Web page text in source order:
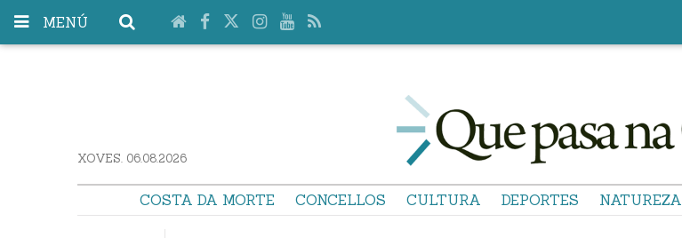
MENÚ
XOVES. 06.08.2026
COSTA DA MORTE CONCELLOS CULTURA DEPORTES NATUREZA